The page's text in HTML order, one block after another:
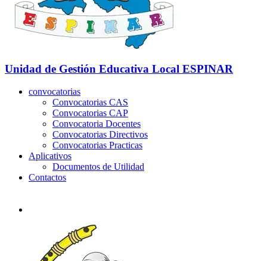
Unidad de Gestión Educativa Local ESPINAR
convocatorias
Convocatorias CAS
Convocatorias CAP
Convocatoria Docentes
Convocatorias Directivos
Convocatorias Practicas
Aplicativos
Documentos de Utilidad
Contactos